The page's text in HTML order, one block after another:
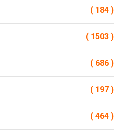
( 184 )
( 1503 )
( 686 )
( 197 )
( 464 )